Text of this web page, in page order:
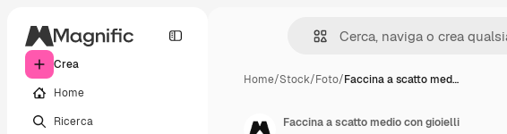
Crea
Home
Ricerca
Home/Stock/Foto/Faccina a scatto med…
Faccina a scatto medio con gioielli